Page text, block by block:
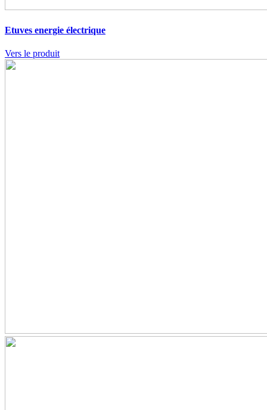
Etuves energie électrique
Vers le produit